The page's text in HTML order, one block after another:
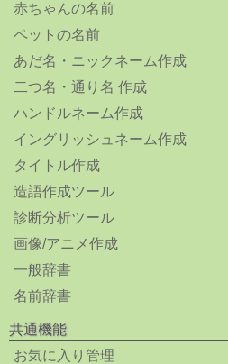
赤ちゃんの名前
ペットの名前
あだ名・ニックネーム作成
二つ名・通り名 作成
ハンドルネーム作成
イングリッシュネーム作成
タイトル作成
造語作成ツール
診断分析ツール
画像/アニメ作成
一般辞書
名前辞書
共通機能
お気に入り管理